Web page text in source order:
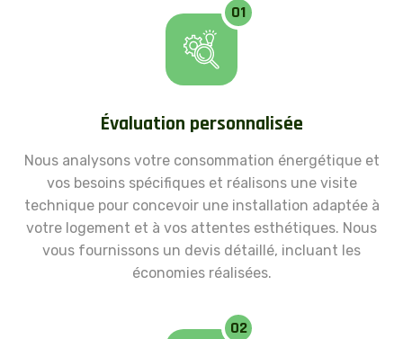
01
Évaluation personnalisée
Nous analysons votre consommation énergétique et
vos besoins spécifiques et réalisons une visite
technique pour concevoir une installation adaptée à
votre logement et à vos attentes esthétiques. Nous
vous fournissons un devis détaillé, incluant les
économies réalisées.
02